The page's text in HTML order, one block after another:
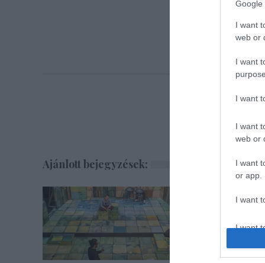
Google
I want
web or
I want
I want
I want
web or
I want
or app.
I want
I want
Ajánlott bejegyzések: